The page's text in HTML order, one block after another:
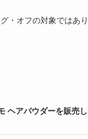
・オフの対象ではあ
ヘアパウダーを販売